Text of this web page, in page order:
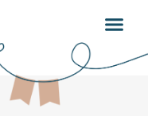
Video ]